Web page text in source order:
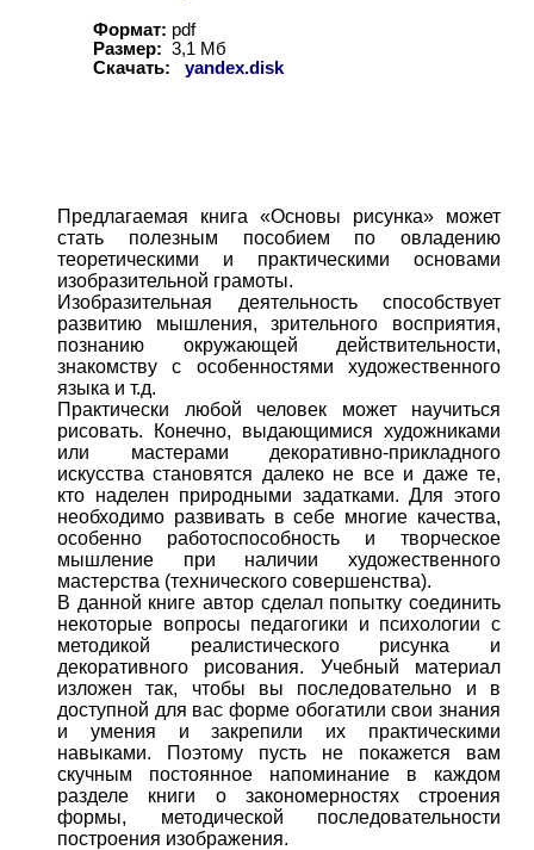
Формат: pdf
Размер: 3,1 Мб
Скачать:
yandex.disk
Предлагаемая книга «Основы рисунка» может
стать полезным пособием по овладению
теоретическими и практическими основами
изобразительной грамоты.
Изобразительная деятельность способствует
развитию мышления, зрительного восприятия,
познанию окружающей действительности,
знакомству с особенностями художественного
языка и т.д.
Практически любой человек может научиться
рисовать. Конечно, выдающимися художниками
или мастерами декоративно-прикладного
искусства становятся далеко не все и даже те,
кто наделен природными задатками. Для этого
необходимо развивать в себе многие качества,
особенно работоспособность и творческое
мышление при наличии художественного
мастерства (технического совершенства).
В данной книге автор сделал попытку соединить
некоторые вопросы педагогики и психологии с
методикой реалистического рисунка и
декоративного рисования. Учебный материал
изложен так, чтобы вы последовательно и в
доступной для вас форме обогатили свои знания
и умения и закрепили их практическими
навыками. Поэтому пусть не покажется вам
скучным постоянное напоминание в каждом
разделе книги о закономерностях строения
формы, методической последовательности
построения изображения.